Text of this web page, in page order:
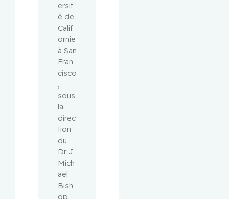
ersit
é de
Calif
ornie
à San
Fran
cisco
,
sous
la
direc
tion
du
Dr J.
Mich
ael
Bish
op,